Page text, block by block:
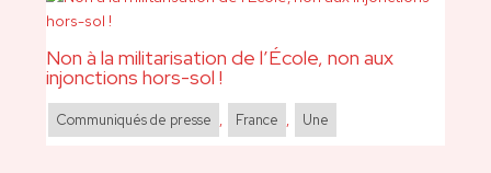
Non à la militarisation de l’École, non aux
injonctions hors-sol !
Communiqués de presse , France , Une